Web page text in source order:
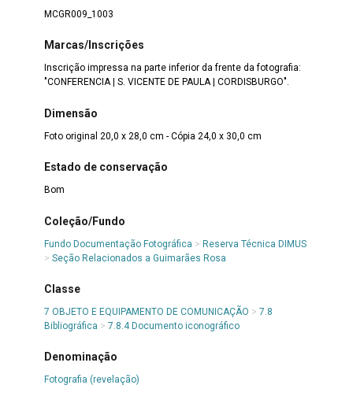
MCGR009_1003
Marcas/Inscrições
Inscrição impressa na parte inferior da frente da fotografia:
"CONFERENCIA | S. VICENTE DE PAULA | CORDISBURGO".
Dimensão
Foto original 20,0 x 28,0 cm - Cópia 24,0 x 30,0 cm
Estado de conservação
Bom
Coleção/Fundo
Fundo Documentação Fotográfica > Reserva Técnica DIMUS
> Seção Relacionados a Guimarães Rosa
Classe
7 OBJETO E EQUIPAMENTO DE COMUNICAÇÃO > 7.8
Bibliográfica > 7.8.4 Documento iconográfico
Denominação
Fotografia (revelação)